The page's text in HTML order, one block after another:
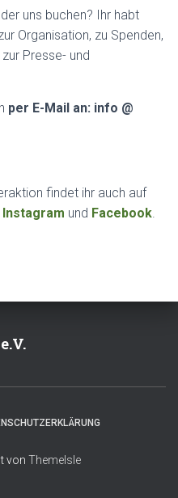
uns buchen? Ihr habt
Organisation, zu Spenden,
Presse- und
per E-Mail an: info @
findet ihr auch auf
Instagram und Facebook.
von ThemeIsle